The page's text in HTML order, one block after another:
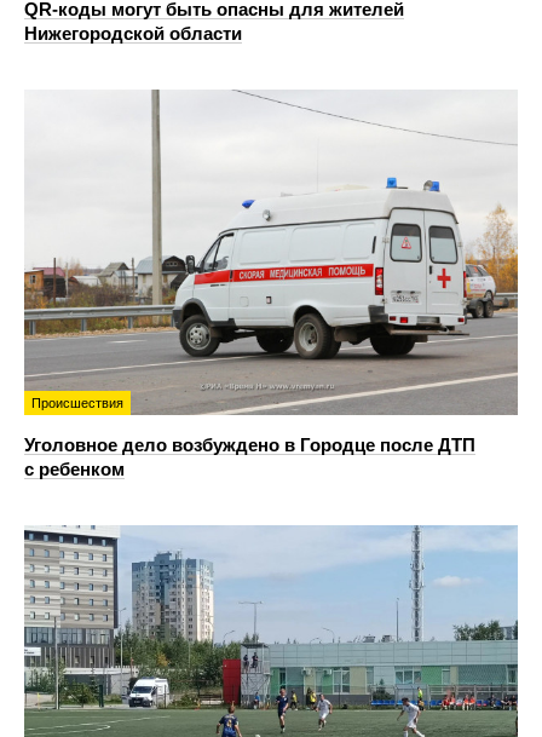
QR-коды могут быть опасны для жителей
Нижегородской области
Происшествия
Уголовное дело возбуждено в Городце после ДТП
с ребенком